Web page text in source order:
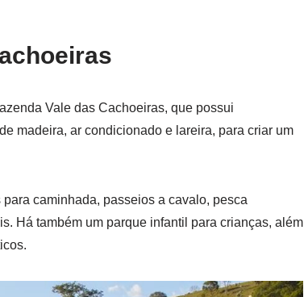
Vale das Cachoeiras, que possui
madeira, ar condicionado e lareira, para criar um
caminhada, passeios a cavalo, pesca
Há também um parque infantil para crianças, além